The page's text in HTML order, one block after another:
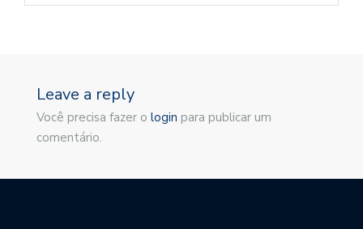
Leave a reply
Você precisa fazer o login para publicar um
comentário.